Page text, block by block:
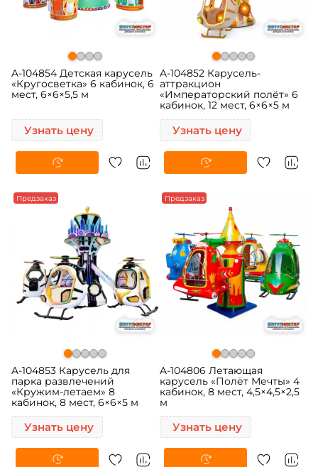
A-104854 Детская карусель
«Кругосветка» 6 кабинок, 6
мест, 6×6×5,5 м
Узнать цену
A-104852 Карусель-
аттракцион
«Императорский полёт» 6
кабинок, 12 мест, 6×6×5 м
Узнать цену
Предзаказ
A-104853 Карусель для
парка развлечений
«Кружим-летаем» 8
кабинок, 8 мест, 6×6×5 м
Узнать цену
Предзаказ
A-104806 Летающая
карусель «Полёт Мечты» 4
кабинок, 8 мест, 4,5×4,5×2,5
м
Узнать цену